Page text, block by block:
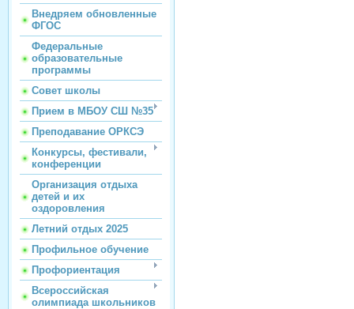
Внедряем обновленные
ФГОС
Федеральные
образовательные
программы
Совет школы
Прием в МБОУ СШ №35
Преподавание ОРКСЭ
Конкурсы, фестивали,
конференции
Организация отдыха
детей и их
оздоровления
Летний отдых 2025
Профильное обучение
Профориентация
Всероссийская
олимпиада школьников